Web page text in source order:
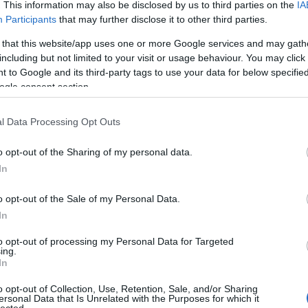
This information may also be disclosed by us to third parties on the
Participants that may further disclose it to other third parties.
that this website/app uses one or more Google services and may
but not limited to your visit or usage behaviour. You may
to Google and its third-party tags to use your data for below
consent section.
Data Processing Opt Outs
opt-out of the Sharing of my personal data.
opt-out of the Sale of my Personal Data.
opt-out of processing my Personal Data for Targeted
opt-out of Collection, Use, Retention, Sale, and/or Sharing
Data that Is Unrelated with the Purposes for which it